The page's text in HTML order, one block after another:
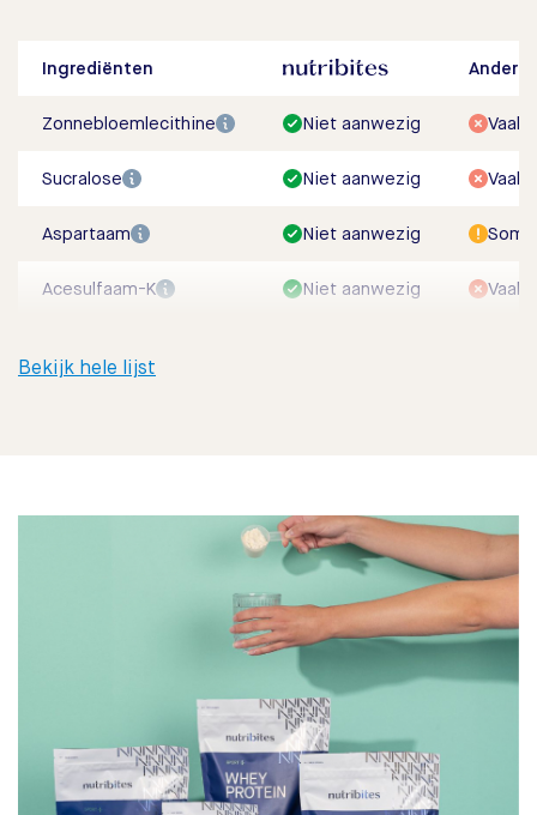
Ingrediënten Andere
Zonnebloemlecithine Niet aanwezig Vaak
Sucralose Niet aanwezig Vaak
Aspartaam Niet aanwezig
Acesulfaam-K Niet aanwezig Vaak
Bekijk hele lijst